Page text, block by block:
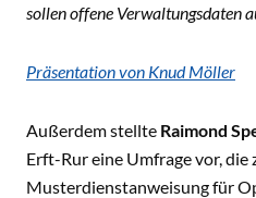
sollen offene Verwaltungsdaten
Präsentation von Knud Möller
Außerdem stellte Raimond
Erft-Rur eine Umfrage vor, die
Musterdienstanweisung für